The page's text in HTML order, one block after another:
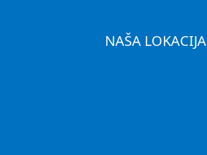
NAŠA LOKACIJA